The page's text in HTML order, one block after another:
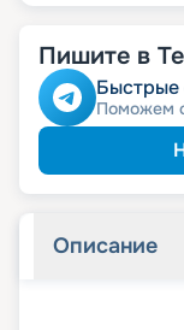
Пишите в
Быстрые
Поможем
Описание